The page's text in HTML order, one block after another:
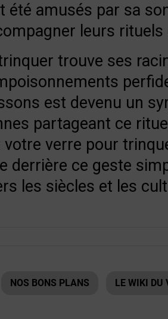
NOS BONS PLANS LE WIKI DU
été amusés par sa
leurs rituels
trouve ses
est devenu un
partageant ce
verre pour
derrière ce geste
les siècles et les